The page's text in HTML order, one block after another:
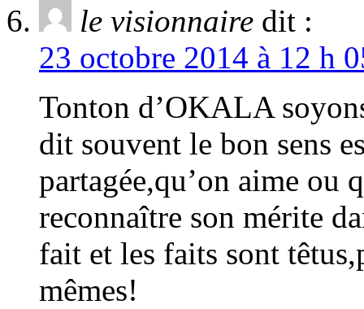
le visionnaire dit :
23 octobre 2014 à 12 h
Tonton d’OKALA
dit souvent le bon sens
partagée,qu’on aime ou
reconnaître son mérite
fait et les faits sont
mêmes!